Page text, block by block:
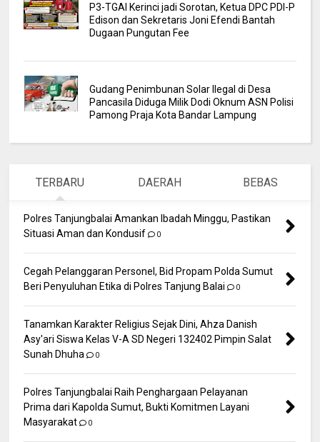
P3-TGAI Kerinci jadi Sorotan, Ketua DPC PDI-P
Edison dan Sekretaris Joni Efendi Bantah
Dugaan Pungutan Fee
Gudang Penimbunan Solar Ilegal di Desa
Pancasila Diduga Milik Dodi Oknum ASN Polisi
Pamong Praja Kota Bandar Lampung
TERBARU DAERAH BEBAS
Polres Tanjungbalai Amankan Ibadah Minggu, Pastikan
Situasi Aman dan Kondusif
0
Cegah Pelanggaran Personel, Bid Propam Polda Sumut
Beri Penyuluhan Etika di Polres Tanjung Balai
0
Tanamkan Karakter Religius Sejak Dini, Ahza Danish
Asy'ari Siswa Kelas V-A SD Negeri 132402 Pimpin Salat
Sunah Dhuha
0
Polres Tanjungbalai Raih Penghargaan Pelayanan
Prima dari Kapolda Sumut, Bukti Komitmen Layani
Masyarakat
0